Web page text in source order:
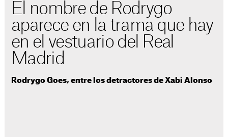
El nombre de Rodrygo
aparece en la trama que hay
en el vestuario del Real
Madrid
Rodrygo Goes, entre los detractores de Xabi Alonso